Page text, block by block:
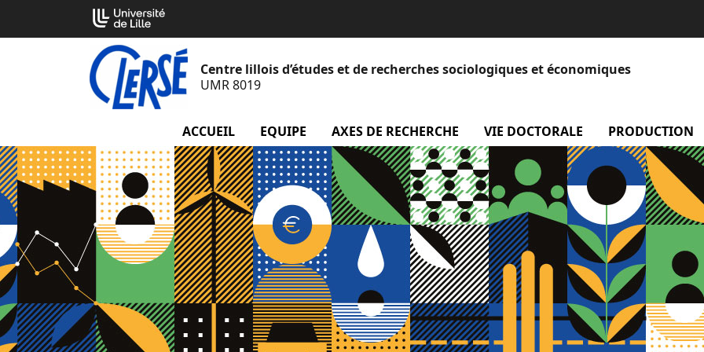
contenu
Centre lillois d’études et de recherches sociologiques et économiques
UMR 8019
ACCUEIL EQUIPE menu Equipe
AXES DE RECHERCHE menu Axes de recherche
VIE DOCTORALE menu Vie
PRODUCTION
Cookies management panel